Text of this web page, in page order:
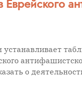
о